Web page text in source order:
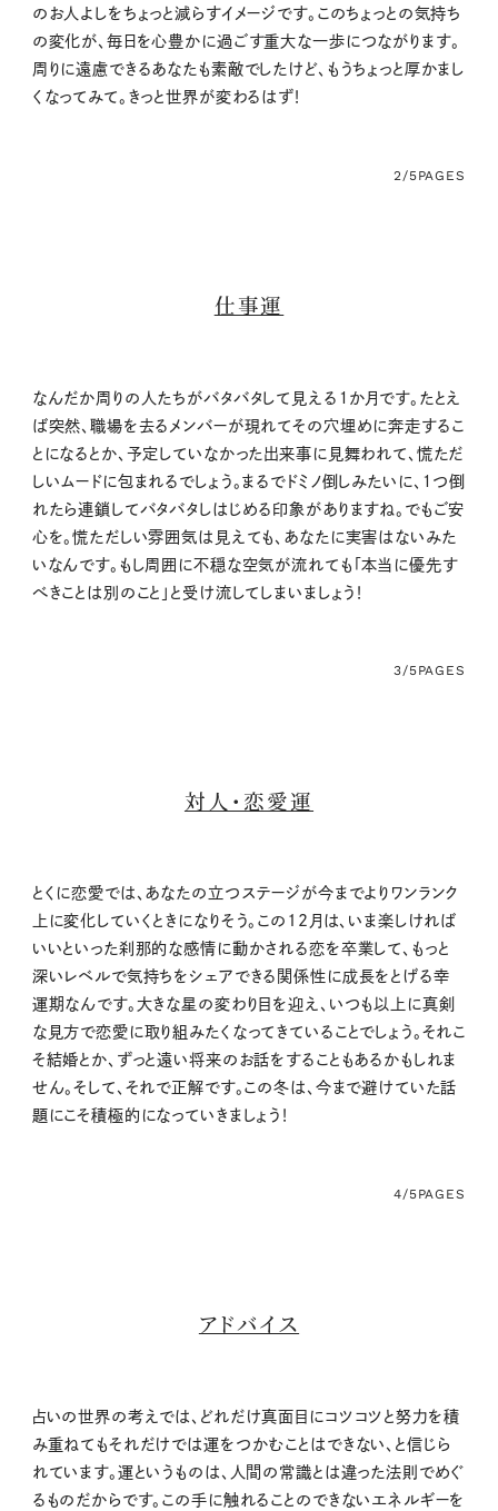
のお人よしをちょっと減らすイメージです。このちょっとの気持ち
の変化が、毎日を心豊かに過ごす重大な一歩につながります。
周りに遠慮できるあなたも素敵でしたけど、もうちょっと厚かまし
くなってみて。きっと世界が変わるはず！
2/5PAGES
仕事運
なんだか周りの人たちがバタバタして見える１か月です。たとえ
ば突然、職場を去るメンバーが現れてその穴埋めに奔走するこ
とになるとか、予定していなかった出来事に見舞われて、慌ただ
しいムードに包まれるでしょう。まるでドミノ倒しみたいに、１つ倒
れたら連鎖してバタバタしはじめる印象がありますね。でもご安
心を。慌ただしい雰囲気は見えても、あなたに実害はないみた
いなんです。もし周囲に不穏な空気が流れても「本当に優先す
べきことは別のこと」と受け流してしまいましょう！
3/5PAGES
対人・恋愛運
とくに恋愛では、あなたの立つステージが今までよりワンランク
上に変化していくときになりそう。この12月は、いま楽しければ
いいといった刹那的な感情に動かされる恋を卒業して、もっと
深いレベルで気持ちをシェアできる関係性に成長をとげる幸
運期なんです。大きな星の変わり目を迎え、いつも以上に真剣
な見方で恋愛に取り組みたくなってきていることでしょう。それこ
そ結婚とか、ずっと遠い将来のお話をすることもあるかもしれま
せん。そして、それで正解です。この冬は、今まで避けていた話
題にこそ積極的になっていきましょう！
4/5PAGES
アドバイス
占いの世界の考えでは、どれだけ真面目にコツコツと努力を積
み重ねてもそれだけでは運をつかむことはできない、と信じら
れています。運というものは、人間の常識とは違った法則でめぐ
るものだからです。この手に触れることのできないエネルギーを